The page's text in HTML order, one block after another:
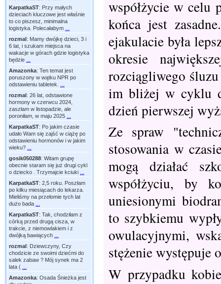
KarpatkaST: Przy małych
dzieciach kluczowe jest właśnie
to co piszesz, minimalna
logistyka. Polecałabym
rozmal: Mamy dwójkę dzieci, 3 i
6 lat, i szukam miejsca na
wakacje w górach gdzie logistyka
będzie
Amazonka: Ten temat jest
poruszony w wątku NPR po
odstawieniu tabletek.
rozmal: 26 lat, odstawione
hormony w czerwcu 2024,
zaszłam w listopadzie, ale
poroniłam, w maju 2025
KarpatkaST: Po jakim czasie
udało Wam się zajść w ciążę po
odstawieniu hormonów i w jakim
wieku?
gosik050288: Witam grupę
obecnie staram się już drugi cykl
o dziecko . Trzymajcie kciuki
KarpatkaST: 2,5 roku. Poszłam
po kilku miesiącach do lekarza.
Mieliśmy na przełomie tych lat
dużo bada
KarpatkaST: Tak, chodziłam z
córką przed drugą cisza, w
trakcie, z niemowlakiem i z
dwójką bawiących
rozmal: Dziewczyny, Czy
chodzicie ze swoimi dziećmi do
salek zabaw ? Mój synek ma 2
lata (
Amazonka: Osada Śnieżka jest
współżycie w celu
końca jest
ejakulacie była
okresie
rozciągliwego
im bliżej w cyklu
dzień pierwszej
Ze spraw
stosowania w
mogą działać
współżyciu, by
uniesionymi
to szybkiemu
owulacyjnymi,
stężenie występuje
W przypadku